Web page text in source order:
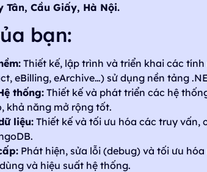
Cầu Giấy, Hà Nội.
bạn:
Thiết kế, lập trình và triển khai các
eBilling, eArchive…) sử dụng nền tảng
thống: Thiết kế và phát triển các hệ
khả năng mở rộng tốt.
liệu: Thiết kế và tối ưu hóa các truy vấn,
Phát hiện, sửa lỗi (debug) và tối ưu
và hiệu suất hệ thống.